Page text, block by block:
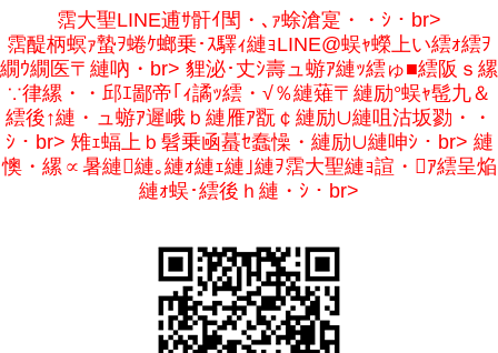
霑大聖LINE逋ｻ骭ｲ閠・､ｧ蜍滄寔・・ｼ・br>
霑醍柄螟ｧ蟄ｦ蜷ｹ螂乗･ｽ驛ｨ縺ｮLINE@蜈ｬ蠑上い繧ｫ繧ｦ
繝ｳ繝医〒縺吶・br> 貍泌･丈ｼ壽ュ蝣ｱ縺ｯ繧ゅ■繧阪ｓ縲
∵律縲・・邱ｴ鄙帝｢ｨ譎ｯ繧・√％縺薙〒縺励°蜈ｬ髢九＆
繧後↑縺・ュ蝣ｱ遲峨ｂ縺雁ｱ翫￠縺励∪縺咀沽坂勠・・
ｼ・br> 雉ｪ蝠上ｂ髫乗凾蟇ｾ蠢懆・縺励∪縺呻ｼ・br> 縺
懊・縲∝暑縺縺｡縺ｫ縺ｪ縺｣縺ｦ霑大聖縺ｮ諠・ｱ繧呈焔
縺ｫ蜈･繧後ｈ縺・ｼ・br>